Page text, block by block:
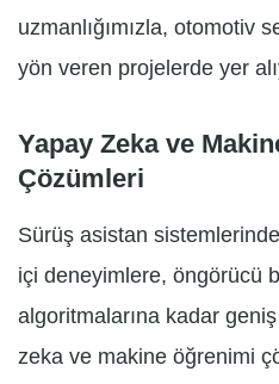
uzmanlığımızla, otomotiv
yön veren projelerde yer
Yapay Zeka ve
Çözümleri
Sürüş asistan
içi deneyimlere, öngörücü
algoritmalarına kadar
zeka ve makine öğrenimi